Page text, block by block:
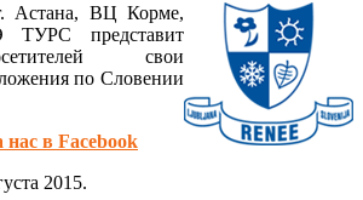
Астана, ВЦ Корме,
ТУРС представит
свои
по Словении
нас в Facebook
2015.